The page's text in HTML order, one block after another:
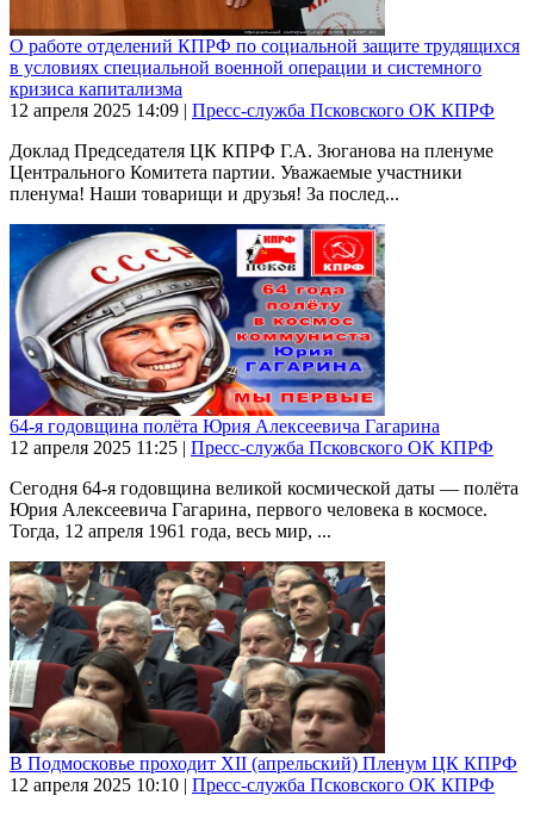
О работе отделений КПРФ по социальной защите трудящихся
в условиях специальной военной операции и системного
кризиса капитализма
12 апреля 2025 14:09 | Пресс-служба Псковского ОК КПРФ
Доклад Председателя ЦК КПРФ Г.А. Зюганова на пленуме
Центрального Комитета партии. Уважаемые участники
пленума! Наши товарищи и друзья! За послед...
64-я годовщина полёта Юрия Алексеевича Гагарина
12 апреля 2025 11:25 | Пресс-служба Псковского ОК КПРФ
Сегодня 64-я годовщина великой космической даты — полёта
Юрия Алексеевича Гагарина, первого человека в космосе.
Тогда, 12 апреля 1961 года, весь мир, ...
В Подмосковье проходит XII (апрельский) Пленум ЦК КПРФ
12 апреля 2025 10:10 | Пресс-служба Псковского ОК КПРФ